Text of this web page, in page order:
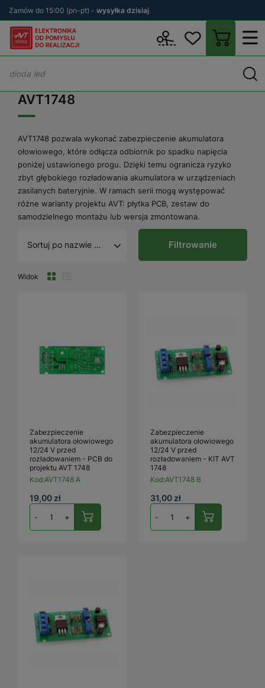
Zamów do 15:00 (pn-pt) - wysyłka dzisiaj
AVT1748
AVT1748 pozwala wykonać zabezpieczenie akumulatora
ołowiowego, które odłącza odbiornik po spadku napięcia
poniżej ustawionego progu. Dzięki temu ogranicza ryzyko
zbyt głębokiego rozładowania akumulatora w urządzeniach
zasilanych bateryjnie. W ramach serii mogą występować
różne warianty projektu AVT: płytka PCB, zestaw do
samodzielnego montażu lub wersja zmontowana.
Sortuj po nazwie A - Z
Widok
Filtrowanie
Zabezpieczenie
akumulatora ołowiowego
12/24 V przed
rozładowaniem - PCB do
projektu AVT 1748
Kod:AVT1748 A
19,00 zł
- +
Zabezpieczenie
akumulatora ołowiowego
12/24 V przed
rozładowaniem - KIT AVT
1748
Kod:AVT1748 B
31,00 zł
- +